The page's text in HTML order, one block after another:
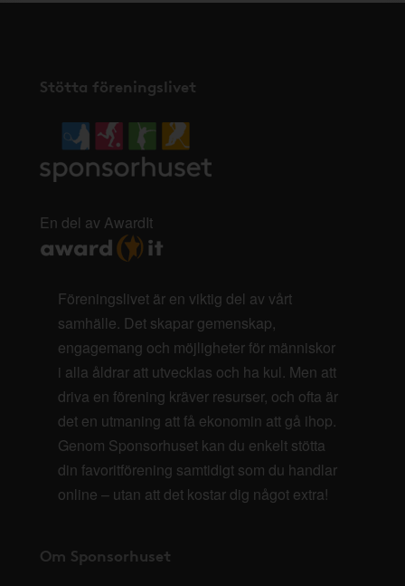
Stötta föreningslivet
En del av AwardIt
Föreningslivet är en viktig del av vårt
samhälle. Det skapar gemenskap,
engagemang och möjligheter för människor
i alla åldrar att utvecklas och ha kul. Men att
driva en förening kräver resurser, och ofta är
det en utmaning att få ekonomin att gå ihop.
Genom Sponsorhuset kan du enkelt stötta
din favoritförening samtidigt som du handlar
online – utan att det kostar dig något extra!
Om Sponsorhuset